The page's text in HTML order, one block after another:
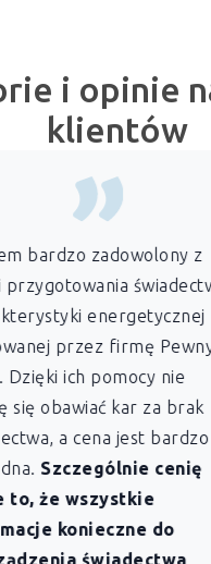
i opinie
klientów
bardzo zadowolony z
przygotowania
energetycznej
przez firmę
Dzięki ich pomocy nie
się obawiać kar za brak
a cena jest bardzo
Szczególnie cenię
to, że wszystkie
konieczne do
świadectwa